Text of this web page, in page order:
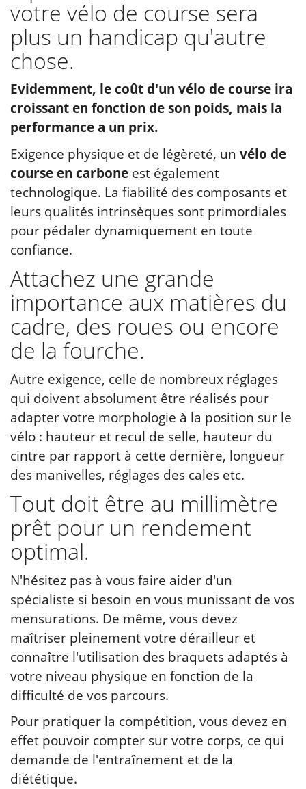
votre vélo de course sera
plus un handicap qu'autre
chose.
Evidemment, le coût d'un vélo de course ira
croissant en fonction de son poids, mais la
performance a un prix.
Exigence physique et de légèreté, un vélo de
course en carbone est également
technologique. La fiabilité des composants et
leurs qualités intrinsèques sont primordiales
pour pédaler dynamiquement en toute
confiance.
Attachez une grande
importance aux matières du
cadre, des roues ou encore
de la fourche.
Autre exigence, celle de nombreux réglages
qui doivent absolument être réalisés pour
adapter votre morphologie à la position sur le
vélo : hauteur et recul de selle, hauteur du
cintre par rapport à cette dernière, longueur
des manivelles, réglages des cales etc.
Tout doit être au millimètre
prêt pour un rendement
optimal.
N'hésitez pas à vous faire aider d'un
spécialiste si besoin en vous munissant de vos
mensurations. De même, vous devez
maîtriser pleinement votre dérailleur et
connaître l'utilisation des braquets adaptés à
votre niveau physique en fonction de la
difficulté de vos parcours.
Pour pratiquer la compétition, vous devez en
effet pouvoir compter sur votre corps, ce qui
demande de l'entraînement et de la
diététique.